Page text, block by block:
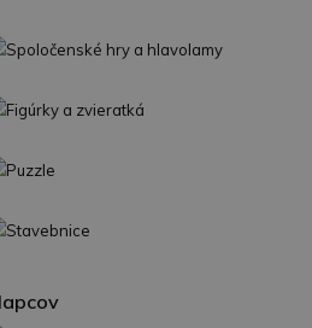
Spoločenské hry a hlavolamy
Figúrky a zvieratká
Puzzle
Stavebnice